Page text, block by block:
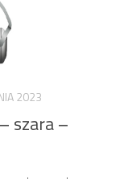
2023
szara –